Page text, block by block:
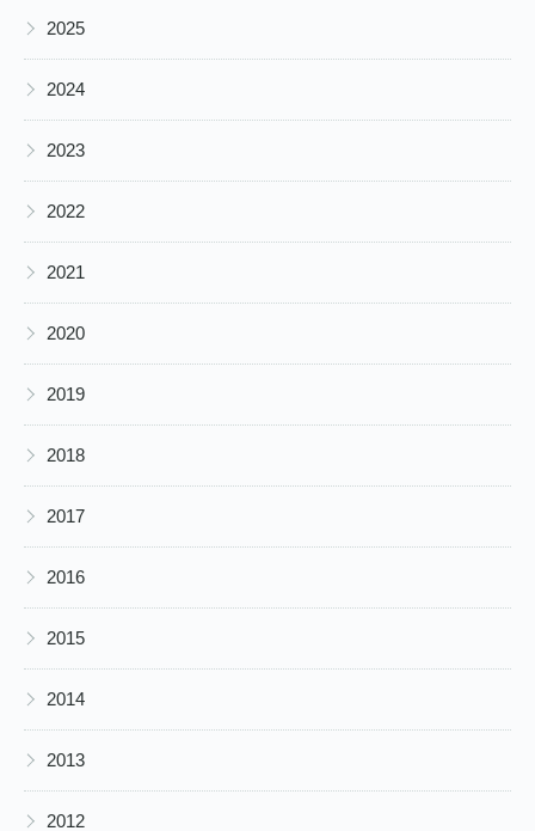
▶ 2025
▶ 2024
▶ 2023
▶ 2022
▶ 2021
▶ 2020
▶ 2019
▶ 2018
▶ 2017
▶ 2016
▶ 2015
▶ 2014
▶ 2013
▶ 2012